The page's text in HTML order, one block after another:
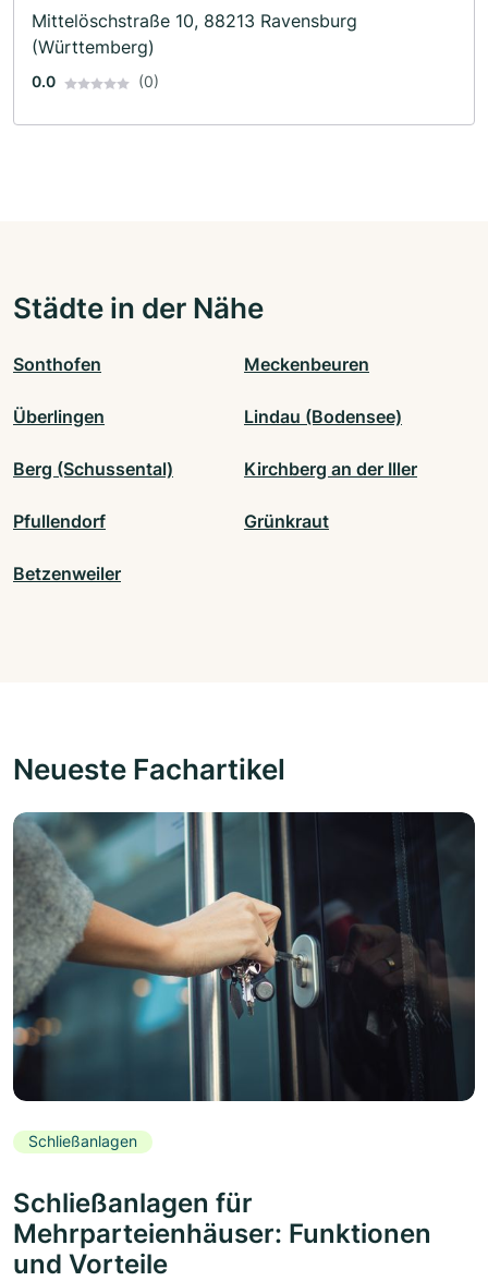
Mittelöschstraße 10, 88213 Ravensburg
(Württemberg)
0.0 (0)
Städte in der Nähe
Sonthofen Meckenbeuren
Überlingen Lindau (Bodensee)
Berg (Schussental) Kirchberg an der Iller
Pfullendorf Grünkraut
Betzenweiler
Neueste Fachartikel
Schließanlagen
Schließanlagen für
Mehrparteienhäuser: Funktionen
und Vorteile